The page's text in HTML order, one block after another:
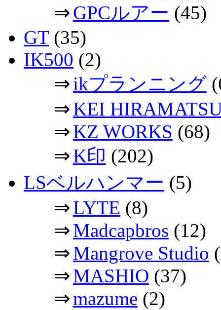
⇒GPCルアー (45)
GT(35)
IK500 (2)
⇒ikプランニング
⇒KEI
⇒KZ WORKS (68)
⇒K印 (202)
LSベルハンマー (5)
⇒LYTE (8)
⇒Madcapbros (12)
⇒Mangrove Studio
⇒MASHIO (37)
⇒mazume (2)